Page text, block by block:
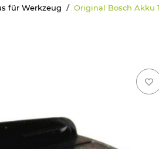
für Werkzeug Original Bosch Akku